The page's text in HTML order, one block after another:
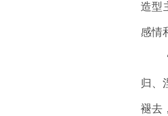
造型
感情
“老
归、
褪去